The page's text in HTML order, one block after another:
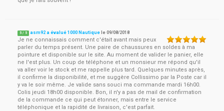
5 / 5 asm92 a évalué 1000 Nautique le09/08/2018
Je ne connaissais comment c'était avant mais peux
parler du temps présent. Une paire de chaussures en soldes à ma
pointure et disponible sur le site. Au moment de valider le panier, elle
ne l'est plus. Un coup de téléphone et un monsieur me répond qu'il
va aller voir le stock et me rappelle plus tard. Quelques minutes après,
il confirme la disponibilité, et me suggère Collissimo par la Poste car il
y va le soir même. Je valide sans souci ma commande mardi 16h00.
Colis jeudi 18h00 disponible. Bon, il n'y a pas de mail de confirmation
de la commande ce qui peut étonner, mais entre le service
téléphonique et la rapidité de livraison, c'est parfait.